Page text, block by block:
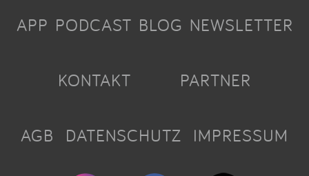
APP PODCAST BLOG NEWSLETTER
KONTAKT PARTNER
AGB DATENSCHUTZ IMPRESSUM